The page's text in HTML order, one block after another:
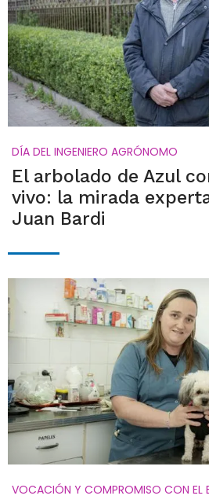
DÍA DEL INGENIERO AGRÓNOMO
El arbolado de Azul
vivo: la mirada
Juan Bardi
VOCACIÓN Y COMPROMISO CON EL